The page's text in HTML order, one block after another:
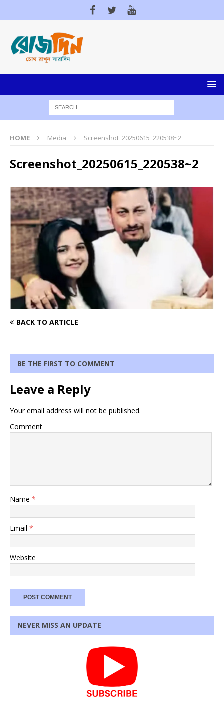
HOME Media Screenshot_20250615_220538~2
Screenshot_20250615_220538~2
BACK TO ARTICLE
BE THE FIRST TO COMMENT
Leave a Reply
Your email address will not be published.
Comment
Name *
Email *
Website
NEVER MISS AN UPDATE